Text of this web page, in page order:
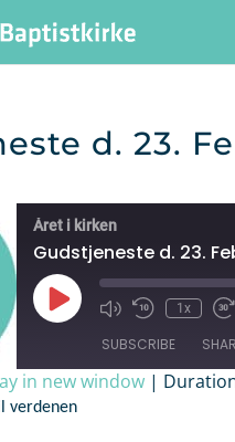
d. 23.
Året i kirken
Gudstjeneste d. 23.
Play
Episode
1x
SUBSCRIBE
in new window |
verdenen